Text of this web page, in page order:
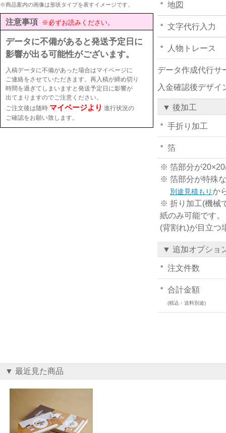
※商品案内の画像は形状タイプを表すイメージです。
注意事項 ※必ずお読みください。
データに不備があると発送予定日に
影響が出る可能性がございます。
入稿データに不備があった場合はマイページに
ご連絡をさせていただきます。再入稿が締め切り
時間を過ぎてしまいますと発送予定日に影響が
出てまりますのでご注意ください。
ご注文後は随時 マイページより 進行状況の
ご確認をお願い致します。
地図
文字代行入力
人物トレース
データ作成代行サ
入金確認後デザイ
▼ 後加工
手折り加工
箔
※ 箔部分が20×20
※ 箔部分が特殊
別途見積もりか
※ 折り加工(機械
紙のみ可能です
(背割れ)が目立つ
▼ 追加オプショ
注文件数
合計金額
(税込・送料別途)
▼ 最近見た商品